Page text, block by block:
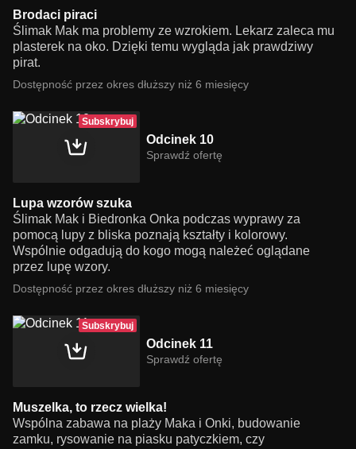
Brodaci piraci
Ślimak Mak ma problemy ze wzrokiem. Lekarz zaleca mu
plasterek na oko. Dzięki temu wygląda jak prawdziwy
pirat.
Dostępność przez okres dłuższy niż 6 miesięcy
Subskrybuj
Odcinek 10
Sprawdź ofertę
Lupa wzorów szuka
Ślimak Mak i Biedronka Onka podczas wyprawy za
pomocą lupy z bliska poznają kształty i kolorowy.
Wspólnie odgadują do kogo mogą należeć oglądane
przez lupę wzory.
Dostępność przez okres dłuższy niż 6 miesięcy
Subskrybuj
Odcinek 11
Sprawdź ofertę
Muszelka, to rzecz wielka!
Wspólna zabawa na plaży Maka i Onki, budowanie
zamku, rysowanie na piasku patyczkiem, czy